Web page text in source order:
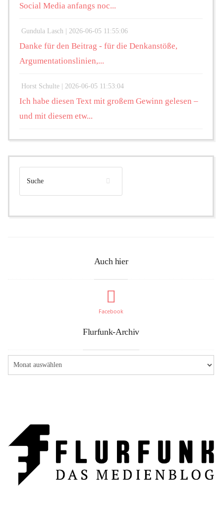
Social Media anfangs noc...
Gundula Lasch | 2026-06-05 11:55:06
Danke für den Beitrag - für die Denkanstöße,
Argumentationslinien,...
Horst Schulte | 2026-06-05 11:53:04
Ich habe diesen Text mit großem Gewinn gelesen –
und mit diesem etw...
Auch hier
Facebook
Flurfunk-Archiv